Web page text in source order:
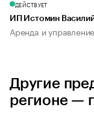
ДЕЙСТВУЕТ
ИП Истомин
Аренда и
Другие
регионе —